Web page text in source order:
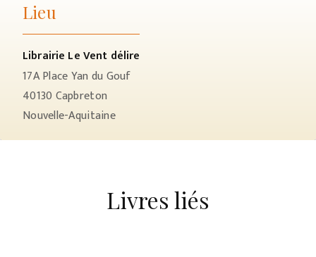
Lieu
Librairie Le Vent délire
17A Place Yan du Gouf
40130 Capbreton
Nouvelle-Aquitaine
Livres liés